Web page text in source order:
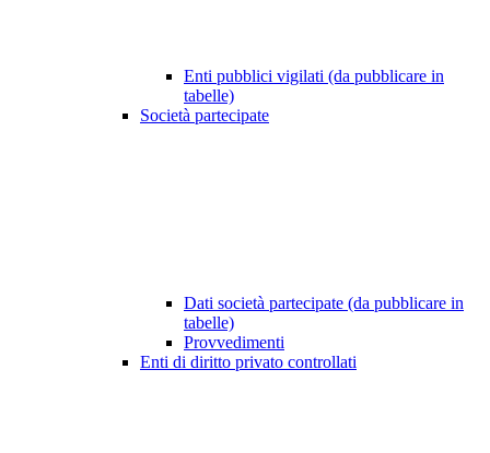
Enti pubblici vigilati (da pubblicare in
tabelle)
Società partecipate
Dati società partecipate (da pubblicare in
tabelle)
Provvedimenti
Enti di diritto privato controllati